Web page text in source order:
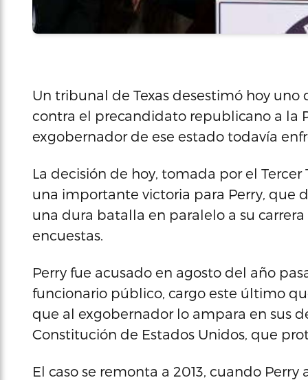
Un tribunal de Texas desestimó hoy
contra el precandidato republicano a la
exgobernador de ese estado todavía
La decisión de hoy, tomada por el
una importante victoria para Perry, que
una dura batalla en paralelo a su
encuestas.
Perry fue acusado en agosto del año
funcionario público, cargo este último
que al exgobernador lo ampara en sus
Constitución de Estados Unidos, que
El caso se remonta a 2013, cuando